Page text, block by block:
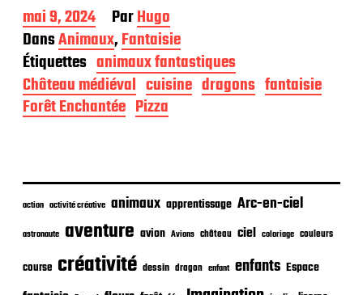
D
a
t
e
d
e
p
i
a
t
i
o
n
mai 9, 2024 ParHugo
DansAnimaux,Fantaisie
Étiquettes animaux fantastiques
Château médiéval cuisine dragons fantaisie
Forêt Enchantée Pizza
action activité créative animaux apprentissage Arc-en-ciel
astronaute aventure avion Avions château ciel coloriage couleurs
course créativité dessin dragon enfant enfants Espace